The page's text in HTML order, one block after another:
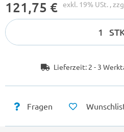
121,75 € exkl. 19% USt. ,
Lieferzeit: 2 - 3
Fragen